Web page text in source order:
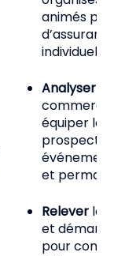
animés
individuelles
Analyserla
équiper
prospects
et
Relever
et
pour